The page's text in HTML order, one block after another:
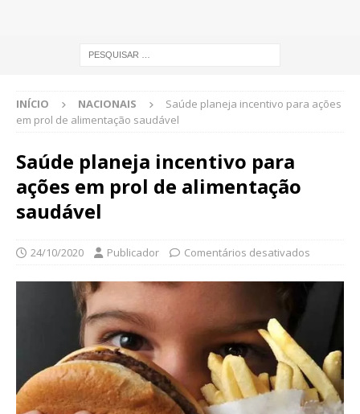
INÍCIO NACIONAIS
Saúde planeja incentivo para ações
em prol de alimentação saudável
Saúde planeja incentivo para
ações em prol de alimentação
saudável
24/10/2020 Publicador Comentários desativados